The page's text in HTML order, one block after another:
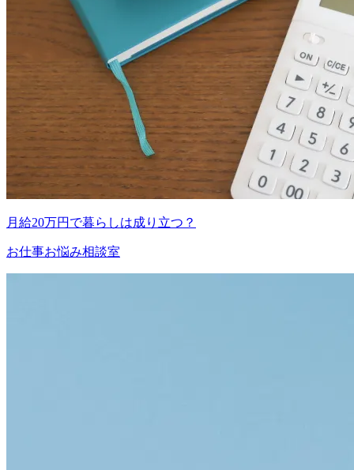
月給20万円で暮らしは成り立つ？
お仕事お悩み相談室